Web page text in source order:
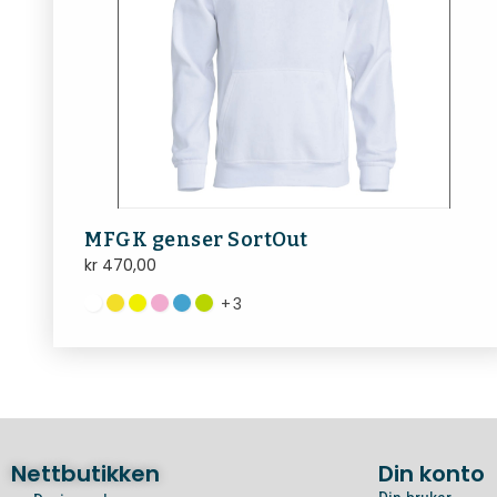
MFGK genser SortOut
kr 470,00
+3
Nettbutikken Din konto